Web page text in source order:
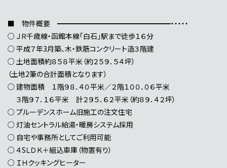
■ 物件概要 ━━━━━━━━━━━━━━━━・・・・・
○ ＪＲ千歳線・函館本線「白石」駅まで徒歩１６分
○ 平成７年3月築、木・鉄筋コンクリート造３階建
○ 土地面積約８５８平米（約２５９．５４坪）
（土地2筆の合計面積となります）
○ 建物面積 １階９８．４０平米／２階１００．０６平米
３階９７．１６平米 計２９５．６２平米（約８９．４２坪）
○ プルーデンスホーム旧施工の注文住宅
○ 灯油セントラル給湯・暖房システム採用
○ 自宅や事務所としてご利用可能
○ ４SＬＤＫ＋組込車庫（物置有り）
○ ＩＨクッキングヒーター